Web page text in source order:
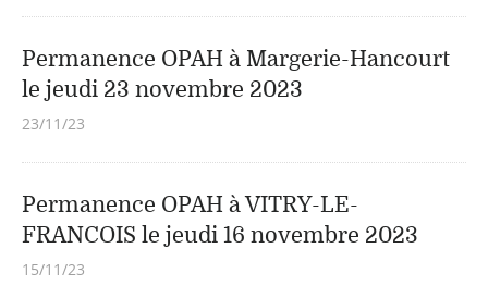
Permanence OPAH à Margerie-Hancourt
le jeudi 23 novembre 2023
23/11/23
Permanence OPAH à VITRY-LE-
FRANCOIS le jeudi 16 novembre 2023
15/11/23